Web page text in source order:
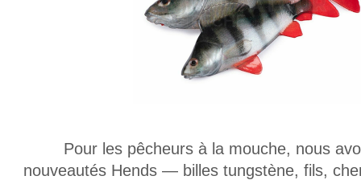
Pour les pêcheurs à la mouche, nous
nouveautés Hends — billes tungstène, fils,